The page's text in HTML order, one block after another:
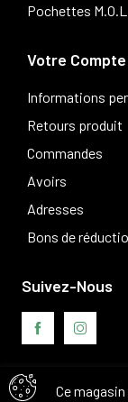
Pochettes
Votre Compte
Informations
Retours produit
Commandes
Avoirs
Adresses
Bons de
Ce
Suivez-Nous
Avis